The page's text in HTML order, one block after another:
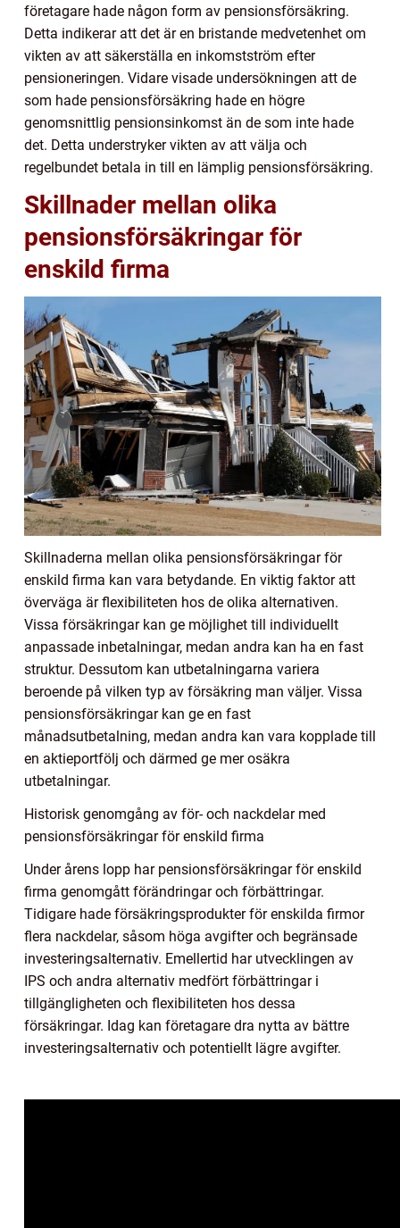
företagare hade någon form av pensionsförsäkring.
Detta indikerar att det är en bristande medvetenhet om
vikten av att säkerställa en inkomstström efter
pensioneringen. Vidare visade undersökningen att de
som hade pensionsförsäkring hade en högre
genomsnittlig pensionsinkomst än de som inte hade
det. Detta understryker vikten av att välja och
regelbundet betala in till en lämplig pensionsförsäkring.
Skillnader mellan olika
pensionsförsäkringar för
enskild firma
Skillnaderna mellan olika pensionsförsäkringar för
enskild firma kan vara betydande. En viktig faktor att
överväga är flexibiliteten hos de olika alternativen.
Vissa försäkringar kan ge möjlighet till individuellt
anpassade inbetalningar, medan andra kan ha en fast
struktur. Dessutom kan utbetalningarna variera
beroende på vilken typ av försäkring man väljer. Vissa
pensionsförsäkringar kan ge en fast
månadsutbetalning, medan andra kan vara kopplade till
en aktieportfölj och därmed ge mer osäkra
utbetalningar.
Historisk genomgång av för- och nackdelar med
pensionsförsäkringar för enskild firma
Under årens lopp har pensionsförsäkringar för enskild
firma genomgått förändringar och förbättringar.
Tidigare hade försäkringsprodukter för enskilda firmor
flera nackdelar, såsom höga avgifter och begränsade
investeringsalternativ. Emellertid har utvecklingen av
IPS och andra alternativ medfört förbättringar i
tillgängligheten och flexibiliteten hos dessa
försäkringar. Idag kan företagare dra nytta av bättre
investeringsalternativ och potentiellt lägre avgifter.